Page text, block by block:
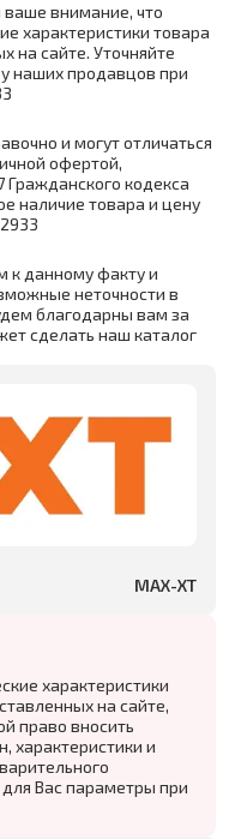
внимание, что
характеристики товара
на сайте. Уточняйте
наших продавцов при
и могут отличаться
офертой,
Гражданского кодекса
наличие товара и цену
к данному факту и
неточности в
благодарны вам за
сделать наш каталог
MAX-XT
характеристики
на сайте,
право вносить
характеристики и
Вас параметры при